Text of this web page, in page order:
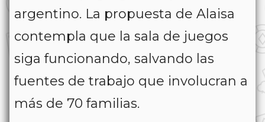
argentino. La propuesta de Alaisa
contempla que la sala de juegos
siga funcionando, salvando las
fuentes de trabajo que involucran a
más de 70 familias.